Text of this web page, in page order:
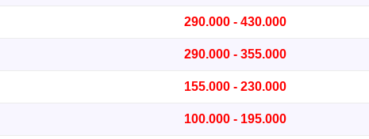
290.000 - 430.000
290.000 - 355.000
155.000 - 230.000
100.000 - 195.000